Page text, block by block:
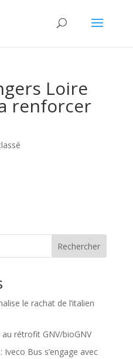
Loire
renforcer
Rechercher
le rachat de l’italien
au rétrofit GNV/bioGNV
Iveco Bus s’engage avec